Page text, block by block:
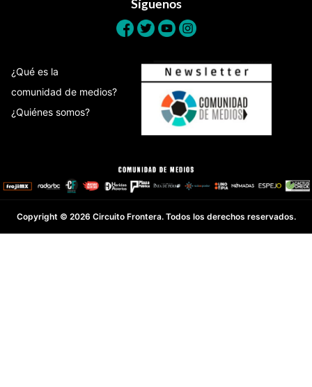
Síguenos
¿Qué es la
comunidad de medios?
¿Quiénes somos?
Copyright © 2026 Circuito Frontera. Todos los derechos reservados.